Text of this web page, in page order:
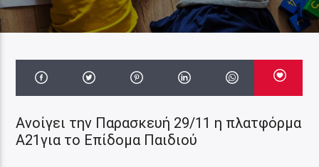
Ανοίγει την Παρασκευή 29/11 η πλατφόρμα
Α21για το Επίδομα Παιδιού